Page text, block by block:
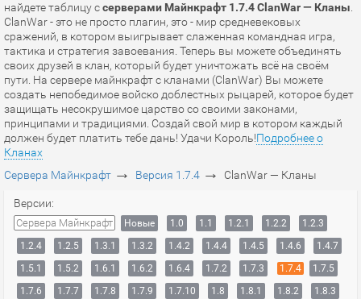
найдете таблицу ссерверами Майнкрафт 1.7.4 ClanWar — Кланы
ClanWar - это не просто плагин, это - мир средневековых
сражений, в котором выигрывает слаженная командная игра,
тактика и стратегия завоевания. Теперь вы можете объединять
своих друзей в клан, который будет уничтожать всё на своём
пути. На сервере майнкрафт с кланами (ClanWar) Вы можете
создать непобедимое войско доблестных рыцарей, которое будет
защищать несокрушимое царство со своими законами,
принципами и традициями. Создай свой мир в котором каждый
должен будет платить тебе дань! Удачи Король!Подробнее о
Кланах
Сервера Майнкрафт → Версия 1.7.4 → ClanWar — Кланы
Версии:
Сервера Майнкрафт Новые 1.0 1.1 1.2.1 1.2.2
1.2.3
1.2.4
1.2.5 1.3.1 1.3.2 1.4.2 1.4.4 1.4.5 1.4.6
1.4.7
1.5.1
1.5.2 1.6.1 1.6.2 1.6.4 1.7.2 1.7.3 1.7.4
1.7.5
1.7.6
1.7.7 1.7.8 1.7.9 1.7.10 1.8 1.8.1 1.8.2
1.8.3